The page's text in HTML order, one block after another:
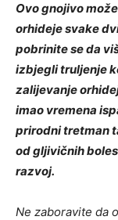
Ovo gnojivo
orhideje svake
pobrinite se da
izbjegli truljenje
zalijevanje
imao vremena
prirodni tretman
od gljivičnih
razvoj.
Ne zaboravite da